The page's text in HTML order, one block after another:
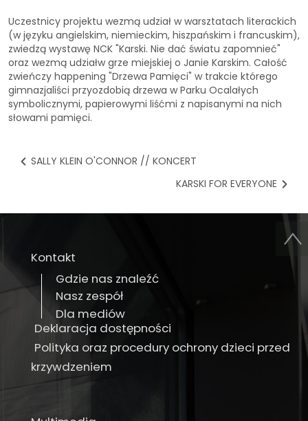
Uczestnicy projektu wezmą udział w warsztatach literackich
(w języku angielskim, niemieckim, hiszpańskim i francuskim),
zwiedzą wystawę NCK "Karski. Nie dać światu zapomnieć"
oraz wezmą udziałw grze miejskiej o Janie Karskim. Całość
zwieńczy happening "Drzewa Pamięci" w trakcie którego
gimnazjaliści przyozdobią drzewa w Parku Ocalałych
symbolicznymi, papierowymi liśćmi z napisanymi na nich
słowami pamięci.
SALLY KLEIN O'CONNOR // KONCERT
KARSKI FOR EVERYONE
Kontakt
Gdzie nas znaleźć
Nasz zespół
Dla mediów
Deklaracja dostępności
Polityka oraz procedury ochrony dzieci przed
krzywdzeniem